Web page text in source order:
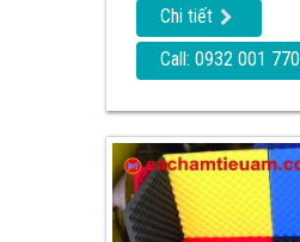
Chi tiết
Call: 0932 001 770